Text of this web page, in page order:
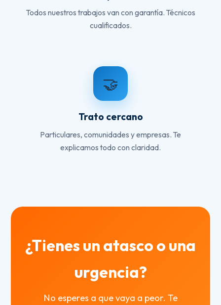
Todos nuestros trabajos van con garantía. Técnicos
cualificados.
🤝
Trato cercano
Particulares, comunidades y empresas. Te
explicamos todo con claridad.
¿Tienes un atasco o una
urgencia?
No esperes a que vaya a peor. Te